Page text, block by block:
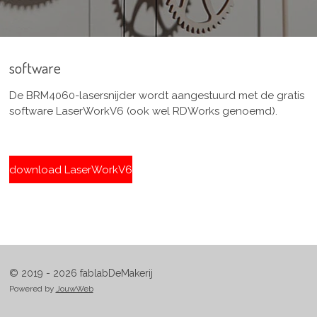
software
De BRM4060-lasersnijder wordt aangestuurd met de gratis
software LaserWorkV6 (ook wel RDWorks genoemd).
download LaserWorkV6
© 2019 - 2026 fablabDeMakerij
Powered by JouwWeb